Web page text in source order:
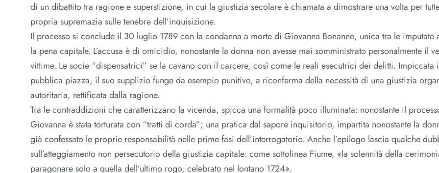
di un dibattito tra ragione e superstizione, in cui la giustizia secolare è chiamata a dimostrare una volta per
propria supremazia sulle tenebre dell’inquisizione.
Il processo si conclude il 30 luglio 1789 con la condanna a morte di Giovanna Bonanno, unica tra le imputate
la pena capitale. L’accusa è di omicidio, nonostante la donna non avesse mai somministrato personalmente il
vittime. Le socie “dispensatrici” se la cavano con il carcere, così come le reali esecutrici dei delitti. Impiccata
pubblica piazza, il suo supplizio funge da esempio punitivo, a riconferma della necessità di una giustizia
autoritaria, rettificata dalla ragione.
Tra le contraddizioni che caratterizzano la vicenda, spicca una formalità poco illuminata: nonostante il
Giovanna è stata torturata con “tratti di corda”; una pratica dal sapore inquisitorio, impartita nonostante la
già confessato le proprie responsabilità nelle prime fasi dell’interrogatorio. Anche l’epilogo lascia qualche
sull’atteggiamento non persecutorio della giustizia capitale: come sottolinea Fiume, «la solennità della
paragonare solo a quella dell’ultimo rogo, celebrato nel lontano 1724».